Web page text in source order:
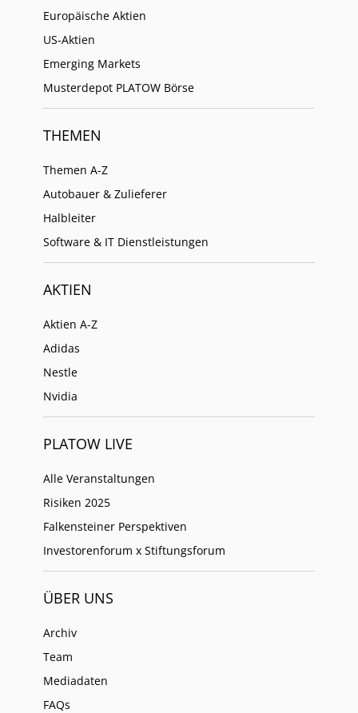
Europäische Aktien
US-Aktien
Emerging Markets
Musterdepot PLATOW Börse
THEMEN
Themen A-Z
Autobauer & Zulieferer
Halbleiter
Software & IT Dienstleistungen
AKTIEN
Aktien A-Z
Adidas
Nestle
Nvidia
PLATOW LIVE
Alle Veranstaltungen
Risiken 2025
Falkensteiner Perspektiven
Investorenforum x Stiftungsforum
ÜBER UNS
Archiv
Team
Mediadaten
FAQs